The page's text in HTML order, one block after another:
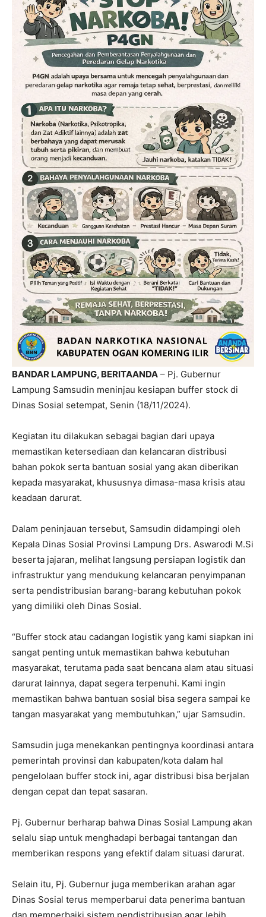
BANDAR LAMPUNG, BERITAANDA – Pj. Gubernur
Lampung Samsudin meninjau kesiapan buffer stock di
Dinas Sosial setempat, Senin (18/11/2024).
Kegiatan itu dilakukan sebagai bagian dari upaya
memastikan ketersediaan dan kelancaran distribusi
bahan pokok serta bantuan sosial yang akan diberikan
kepada masyarakat, khususnya dimasa-masa krisis atau
keadaan darurat.
Dalam peninjauan tersebut, Samsudin didampingi oleh
Kepala Dinas Sosial Provinsi Lampung Drs. Aswarodi M.Si
beserta jajaran, melihat langsung persiapan logistik dan
infrastruktur yang mendukung kelancaran penyimpanan
serta pendistribusian barang-barang kebutuhan pokok
yang dimiliki oleh Dinas Sosial.
“Buffer stock atau cadangan logistik yang kami siapkan ini
sangat penting untuk memastikan bahwa kebutuhan
masyarakat, terutama pada saat bencana alam atau situasi
darurat lainnya, dapat segera terpenuhi. Kami ingin
memastikan bahwa bantuan sosial bisa segera sampai ke
tangan masyarakat yang membutuhkan,” ujar Samsudin.
Samsudin juga menekankan pentingnya koordinasi antara
pemerintah provinsi dan kabupaten/kota dalam hal
pengelolaan buffer stock ini, agar distribusi bisa berjalan
dengan cepat dan tepat sasaran.
Pj. Gubernur berharap bahwa Dinas Sosial Lampung akan
selalu siap untuk menghadapi berbagai tantangan dan
memberikan respons yang efektif dalam situasi darurat.
Selain itu, Pj. Gubernur juga memberikan arahan agar
Dinas Sosial terus memperbarui data penerima bantuan